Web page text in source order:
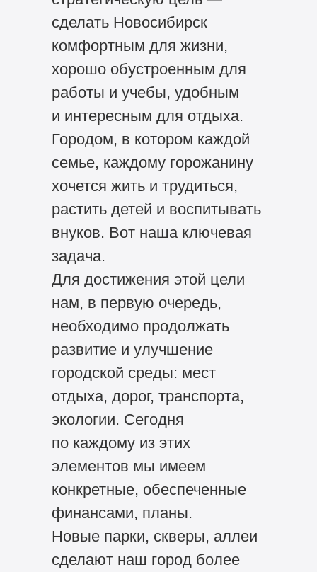
сделать Новосибирск
комфортным для жизни,
хорошо обустроенным для
работы и учебы, удобным
и интересным для отдыха.
Городом, в котором каждой
семье, каждому горожанину
хочется жить и трудиться,
растить детей и воспитывать
внуков. Вот наша ключевая
задача.
Для достижения этой цели
нам, в первую очередь,
необходимо продолжать
развитие и улучшение
городской среды: мест
отдыха, дорог, транспорта,
экологии. Сегодня
по каждому из этих
элементов мы имеем
конкретные, обеспеченные
финансами, планы.
Новые парки, скверы, аллеи
сделают наш город более